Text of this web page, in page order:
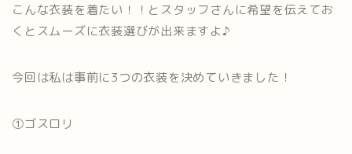
こんな衣装を着たい！！とスタッフさんに希望を伝えてお
くとスムーズに衣装選びが出来ますよ♪
今回は私は事前に3つの衣装を決めていきました！
①ゴスロリ